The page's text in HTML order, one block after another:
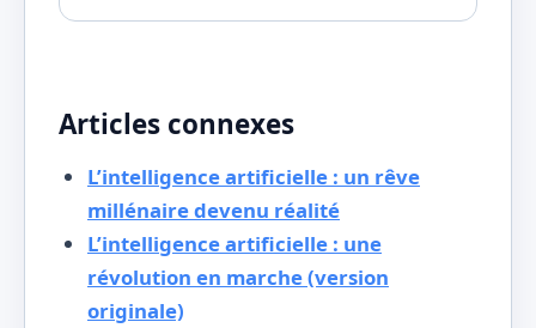
Articles connexes
L’intelligence artificielle : un rêve
millénaire devenu réalité
L’intelligence artificielle : une
révolution en marche (version
originale)